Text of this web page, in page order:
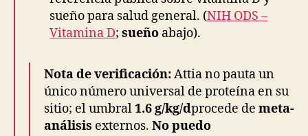
sueño para salud general. (NIH ODS –
Vitamina D; sueño abajo).
Nota de verificación:Attia no pauta un
único número universal de proteína en su
sitio; el umbral1.6 g/kg/dprocede de meta-
análisis externos. No puedo